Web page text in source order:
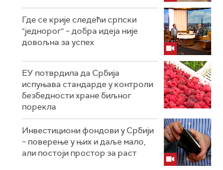
Где се крије следећи српски
"једнорог" – добра идеја није
довољна за успех
ЕУ потврдила да Србија
испуњава стандарде у контроли
безбедности хране биљног
порекла
Инвестициони фондови у Србији
– поверење у њих и даље мало,
али постоји простор за раст